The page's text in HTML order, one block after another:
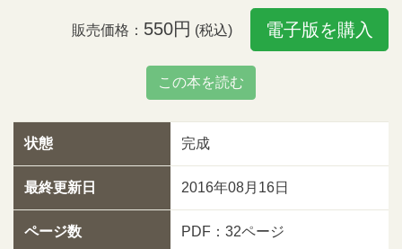
販売価格： 550円 (税込) 電子版を購入
この本を読む
状態 完成
最終更新日 2016年08月16日
ページ数 PDF：32ページ